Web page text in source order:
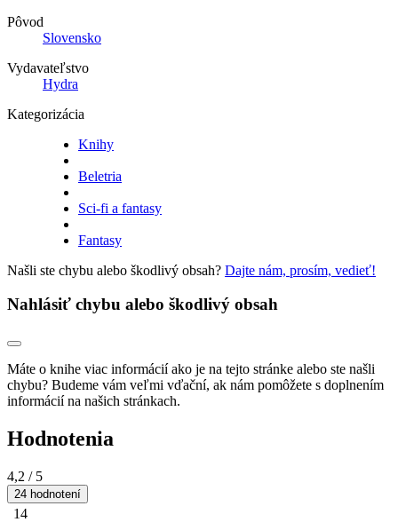
Pôvod
Slovensko
Vydavateľstvo
Hydra
Kategorizácia
Knihy
Beletria
Sci-fi a fantasy
Fantasy
Našli ste chybu alebo škodlivý obsah? Dajte nám, prosím, vedieť!
Nahlásiť chybu alebo škodlivý obsah
Máte o knihe viac informácií ako je na tejto stránke alebo ste našli
chybu? Budeme vám veľmi vďační, ak nám pomôžete s doplnením
informácií na našich stránkach.
Hodnotenia
4,2 / 5
24 hodnotení
14